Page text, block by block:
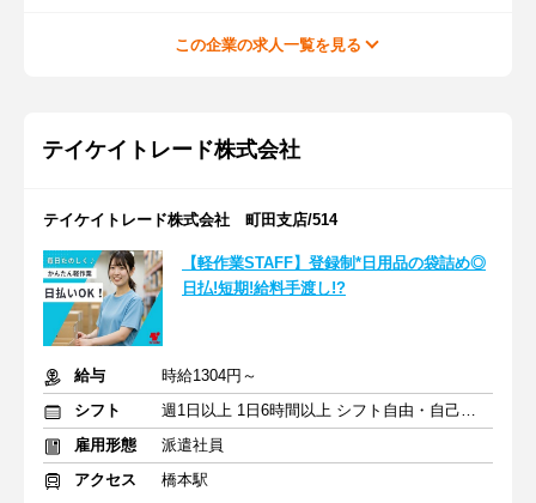
この企業の求人一覧を見る
テイケイトレード株式会社
テイケイトレード株式会社 町田支店/514
【軽作業STAFF】登録制*日用品の袋詰め◎
日払!短期!給料手渡し!?
給与
時給1304円～
シフト
週1日以上 1日6時間以上 シフト自由・自己申告
雇用形態
派遣社員
アクセス
橋本駅